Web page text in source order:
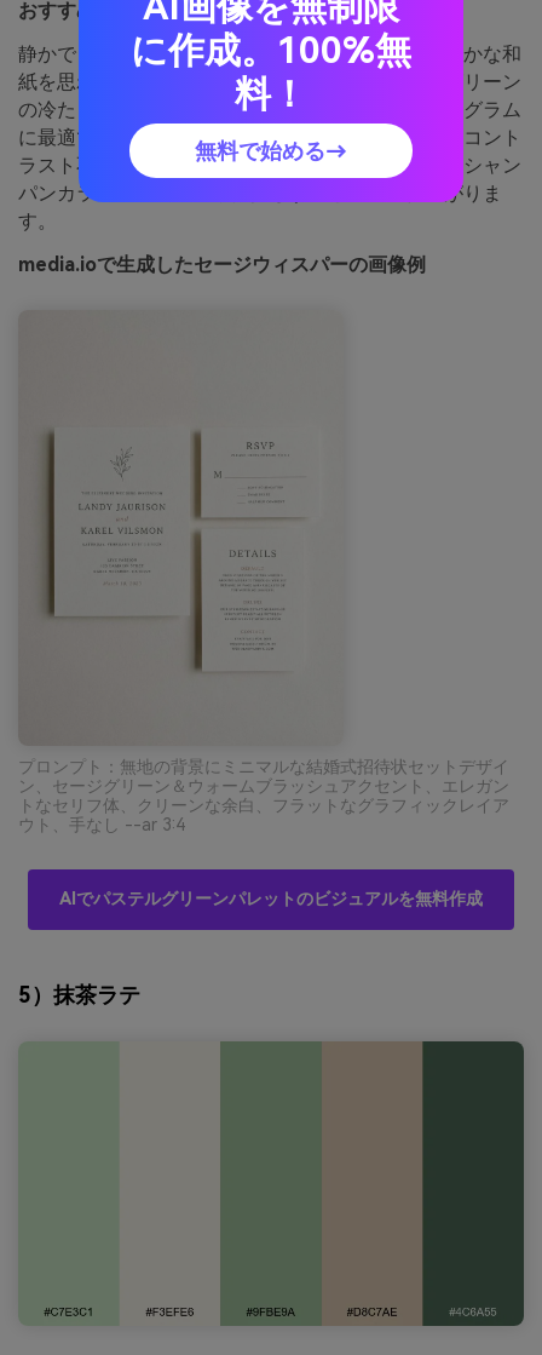
おすすめ用途：結婚式招待状セット
静かでロマンティックなセージは、押し葉ややわらかな和
紙を思わせます。温かみあるブラッシュトープがグリーン
の冷たさを和らげ、フォーマルなスクリプトやモノグラム
に最適です。最も濃い色は名前や見出し用に使い、コント
ラスト不足を避けましょう。アドバイス：控えめなシャン
パンカラーでエンボスや箔押しすると上品に仕上がりま
す。
media.ioで生成したセージウィスパーの画像例
プロンプト：無地の背景にミニマルな結婚式招待状セットデザイ
ン、セージグリーン＆ウォームブラッシュアクセント、エレガン
トなセリフ体、クリーンな余白、フラットなグラフィックレイア
ウト、手なし --ar 3:4
AIでパステルグリーンパレットのビジュアルを無料作成
5）抹茶ラテ
に作成。100%無
料！
無料で始める→